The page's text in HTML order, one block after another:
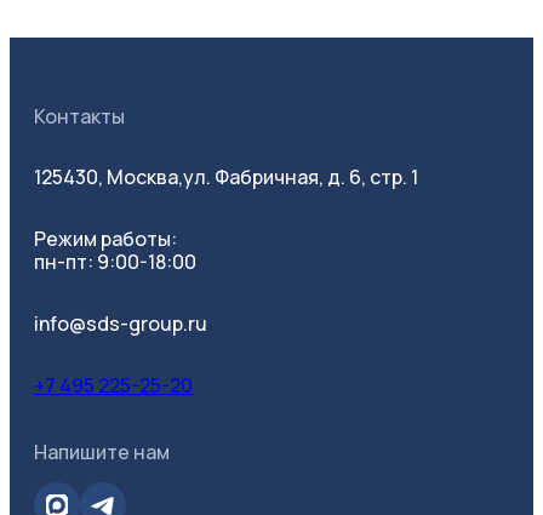
Контакты
125430, Москва,ул. Фабричная, д. 6, стр. 1
Режим работы:
пн-пт: 9:00-18:00
info@sds-group.ru
+7 495 225-25-20
Напишите нам